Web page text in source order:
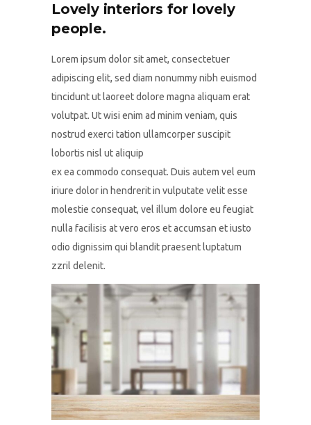
Lovely interiors for lovely
people.
Lorem ipsum dolor sit amet, consectetuer
adipiscing elit, sed diam nonummy nibh euismod
tincidunt ut laoreet dolore magna aliquam erat
volutpat. Ut wisi enim ad minim veniam, quis
nostrud exerci tation ullamcorper suscipit
lobortis nisl ut aliquip
ex ea commodo consequat. Duis autem vel eum
iriure dolor in hendrerit in vulputate velit esse
molestie consequat, vel illum dolore eu feugiat
nulla facilisis at vero eros et accumsan et iusto
odio dignissim qui blandit praesent luptatum
zzril delenit.